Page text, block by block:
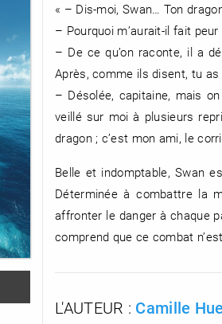
« – Dis-moi, Swan… Ton
– Pourquoi m’aurait-il fait peur
– De ce qu’on raconte, il a
Après, comme ils disent, tu
– Désolée, capitaine, mais
veillé sur moi à plusieurs
dragon ; c’est mon ami, le
Belle et indomptable, Swan
Déterminée à combattre la
affronter le danger à chaque
comprend que ce combat
L'AUTEUR : Camille Hue